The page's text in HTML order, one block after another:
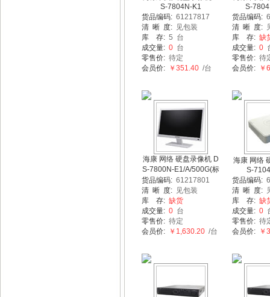
S-7804N-K1
货品编码: 61217817
清 晰 度: 见包装
库 存: 5 台
成交量: 0 台
零售价: 待定
会员价: ￥351.40 /台
S-
货品编码:
清 晰 度:
库 存: 缺
成交量: 0
零售价: 待
会员价: ￥
海康 网络 硬盘录像机 D
S-7800N-E1/A/500G(标
货品编码: 61217801
清 晰 度: 见包装
库 存: 缺货
成交量: 0 台
零售价: 待定
会员价: ￥1,630.20 /台
海康 网络
S-
货品编码:
清 晰 度:
库 存: 缺
成交量: 0
零售价: 待
会员价: ￥